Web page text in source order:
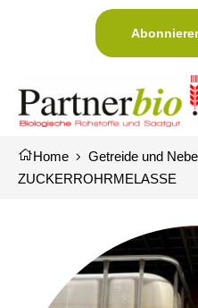
Home Getreide und
ZUCKERROHRMELASSE